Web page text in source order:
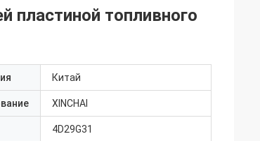
пластиной топливного
Китай
XINCHAI
4D29G31